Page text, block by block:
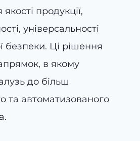
продукції,
універсальності
безпеки. Ці рішення
в якому
до більш
та автоматизованого